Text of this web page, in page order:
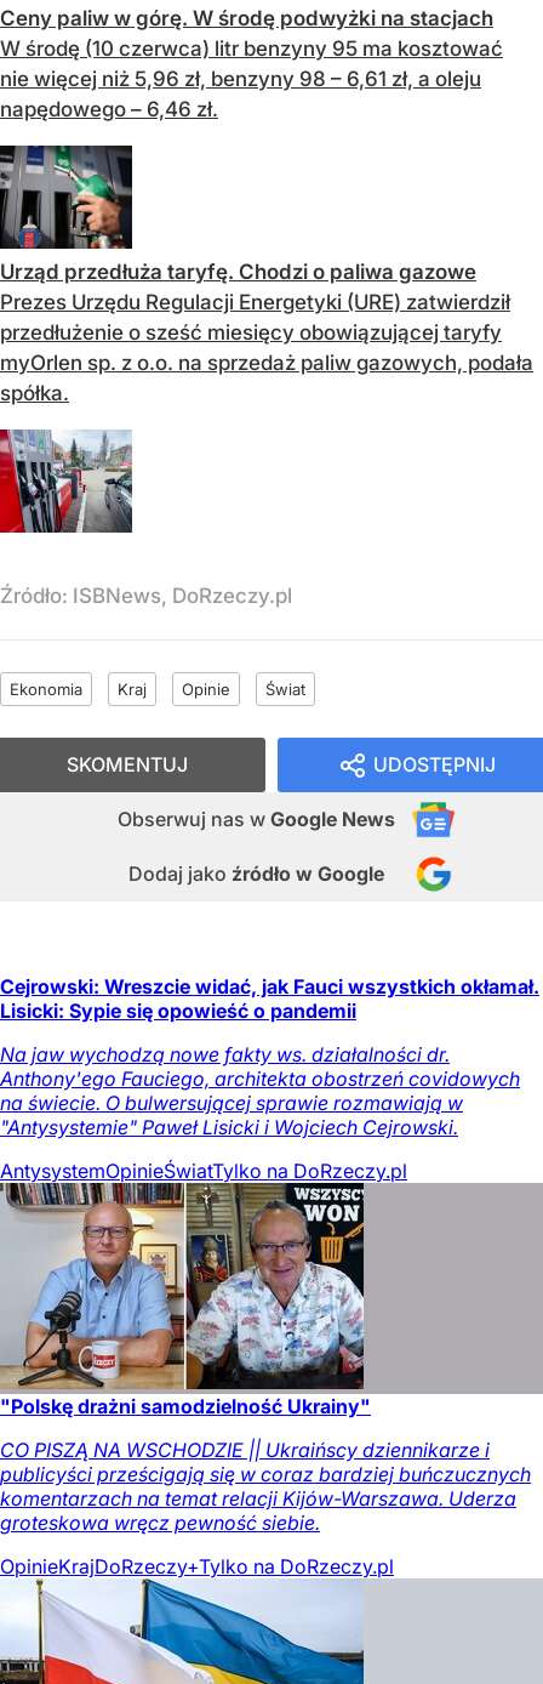
Ceny paliw w górę. W środę podwyżki na stacjach
W środę (10 czerwca) litr benzyny 95 ma kosztować
nie więcej niż 5,96 zł, benzyny 98 – 6,61 zł, a oleju
napędowego – 6,46 zł.
Urząd przedłuża taryfę. Chodzi o paliwa gazowe
Prezes Urzędu Regulacji Energetyki (URE) zatwierdził
przedłużenie o sześć miesięcy obowiązującej taryfy
myOrlen sp. z o.o. na sprzedaż paliw gazowych, podała
spółka.
Źródło: ISBNews, DoRzeczy.pl
Ekonomia Kraj Opinie Świat
UDOSTĘPNIJ
Obserwuj nas w Google News
Dodaj jako źródło w Google
SKOMENTUJ
Cejrowski: Wreszcie widać, jak Fauci wszystkich okłamał.
Lisicki: Sypie się opowieść o pandemii
Na jaw wychodzą nowe fakty ws. działalności dr.
Anthony'ego Fauciego, architekta obostrzeń covidowych
na świecie. O bulwersującej sprawie rozmawiają w
"Antysystemie" Paweł Lisicki i Wojciech Cejrowski.
AntysystemOpinieŚwiatTylko na DoRzeczy.pl
"Polskę drażni samodzielność Ukrainy"
CO PISZĄ NA WSCHODZIE || Ukraińscy dziennikarze i
publicyści prześcigają się w coraz bardziej buńczucznych
komentarzach na temat relacji Kijów-Warszawa. Uderza
groteskowa wręcz pewność siebie.
OpinieKrajDoRzeczy+Tylko na DoRzeczy.pl